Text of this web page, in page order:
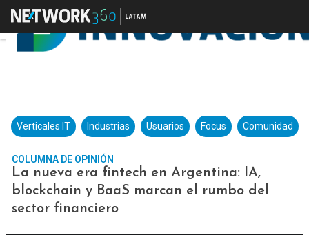
Verticales IT Industrias Usuarios Focus Comunidad
COLUMNA DE OPINIÓN
La nueva era fintech en Argentina: IA,
blockchain y BaaS marcan el rumbo del
sector financiero